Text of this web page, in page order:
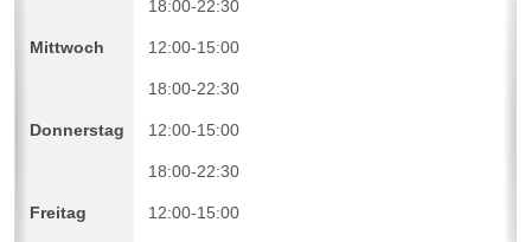
18:00-22:30
12:00-15:00
18:00-22:30
12:00-15:00
18:00-22:30
12:00-15:00